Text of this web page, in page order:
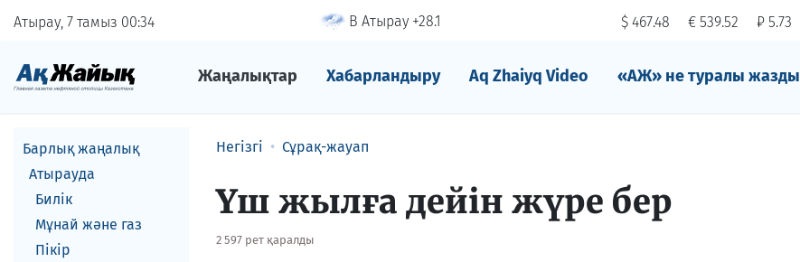
Атырау, 7 тамыз 00 34 В Атырау +28.1 $ 467.48 € 539.52 ₽ 5.73
Жаңалықтар Хабарландыру Aq Zhaiyq Video «АЖ» не туралы жазды
Барлық жаңалық
Атырауда
Билік
Мұнай және газ
Пікір
Негізгі Сұрақ-жауап
Үш жылға дейін жүре бер
2 597 рет қаралды